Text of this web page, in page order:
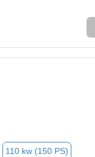
110 kw (150 PS)